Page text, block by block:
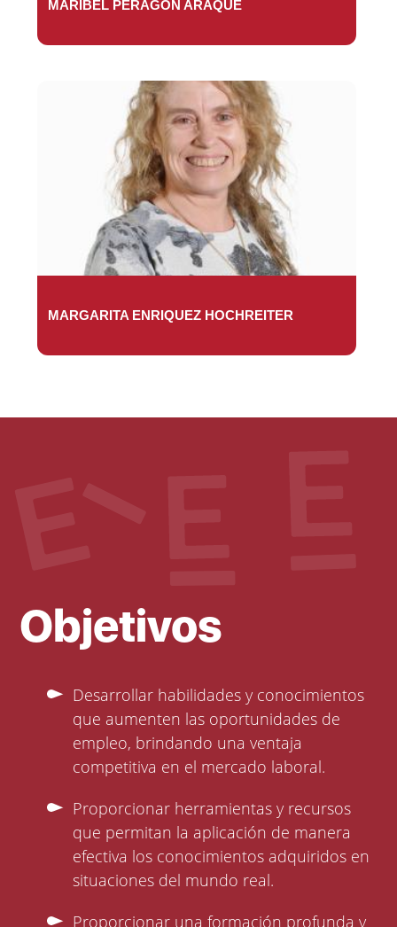
MARIBEL PERAGÓN ARAQUE
MARGARITA ENRIQUEZ HOCHREITER
Objetivos
Desarrollar habilidades y conocimientos
que aumenten las oportunidades de
empleo, brindando una ventaja
competitiva en el mercado laboral.
Proporcionar herramientas y recursos
que permitan la aplicación de manera
efectiva los conocimientos adquiridos en
situaciones del mundo real.
Proporcionar una formación profunda y